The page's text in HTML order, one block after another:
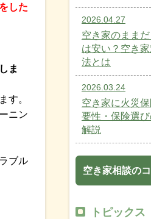
した
ま
す。
ニン
ブル
2026.04.27
空き家のまま
は安い？空き
法とは
2026.03.24
空き家に火災
要性・保険選
解説
空き家相談の
トピックス